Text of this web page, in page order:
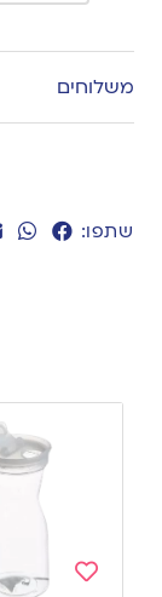
שתפו:
to
wishlist
משלוחים